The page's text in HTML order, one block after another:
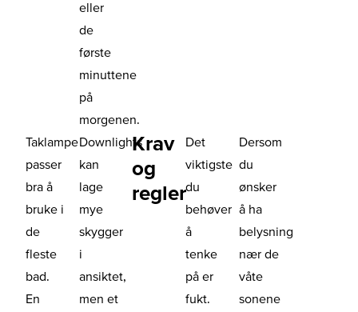
eller
de
første
minuttene
på
morgenen.
Taklampe
passer
bra å
bruke i
de
fleste
bad.
En
Downlights
kan
lage
mye
skygger
i
ansiktet,
men et
Krav
og
regler
Det
viktigste
du
behøver
å
tenke
på er
fukt.
Dersom
du
ønsker
å ha
belysning
nær de
våte
sonene